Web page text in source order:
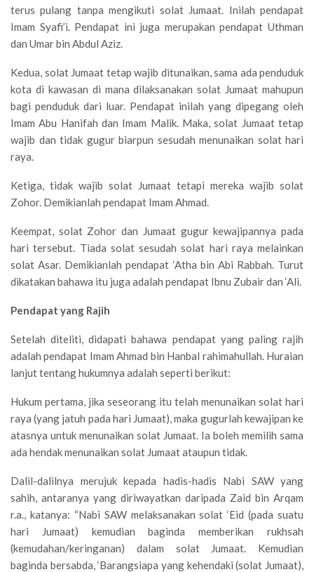
terus pulang tanpa mengikuti solat Jumaat. Inilah pendapat
Imam Syafi’i. Pendapat ini juga merupakan pendapat Uthman
dan Umar bin Abdul Aziz.
Kedua, solat Jumaat tetap wajib ditunaikan, sama ada penduduk
kota di kawasan di mana dilaksanakan solat Jumaat mahupun
bagi penduduk dari luar. Pendapat inilah yang dipegang oleh
Imam Abu Hanifah dan Imam Malik. Maka, solat Jumaat tetap
wajib dan tidak gugur biarpun sesudah menunaikan solat hari
raya.
Ketiga, tidak wajib solat Jumaat tetapi mereka wajib solat
Zohor. Demikianlah pendapat Imam Ahmad.
Keempat, solat Zohor dan Jumaat gugur kewajipannya pada
hari tersebut. Tiada solat sesudah solat hari raya melainkan
solat Asar. Demikianlah pendapat ‘Atha bin Abi Rabbah. Turut
dikatakan bahawa itu juga adalah pendapat Ibnu Zubair dan ‘Ali.
Pendapat yang Rajih
Setelah diteliti, didapati bahawa pendapat yang paling rajih
adalah pendapat Imam Ahmad bin Hanbal rahimahullah. Huraian
lanjut tentang hukumnya adalah seperti berikut:
Hukum pertama, jika seseorang itu telah menunaikan solat hari
raya (yang jatuh pada hari Jumaat), maka gugurlah kewajipan ke
atasnya untuk menunaikan solat Jumaat. Ia boleh memilih sama
ada hendak menunaikan solat Jumaat ataupun tidak.
Dalil-dalilnya merujuk kepada hadis-hadis Nabi SAW yang
sahih, antaranya yang diriwayatkan daripada Zaid bin Arqam
r.a., katanya: “Nabi SAW melaksanakan solat ‘Eid (pada suatu
hari Jumaat) kemudian baginda memberikan rukhsah
(kemudahan/keringanan) dalam solat Jumaat. Kemudian
baginda bersabda, ‘Barangsiapa yang kehendaki (solat Jumaat),